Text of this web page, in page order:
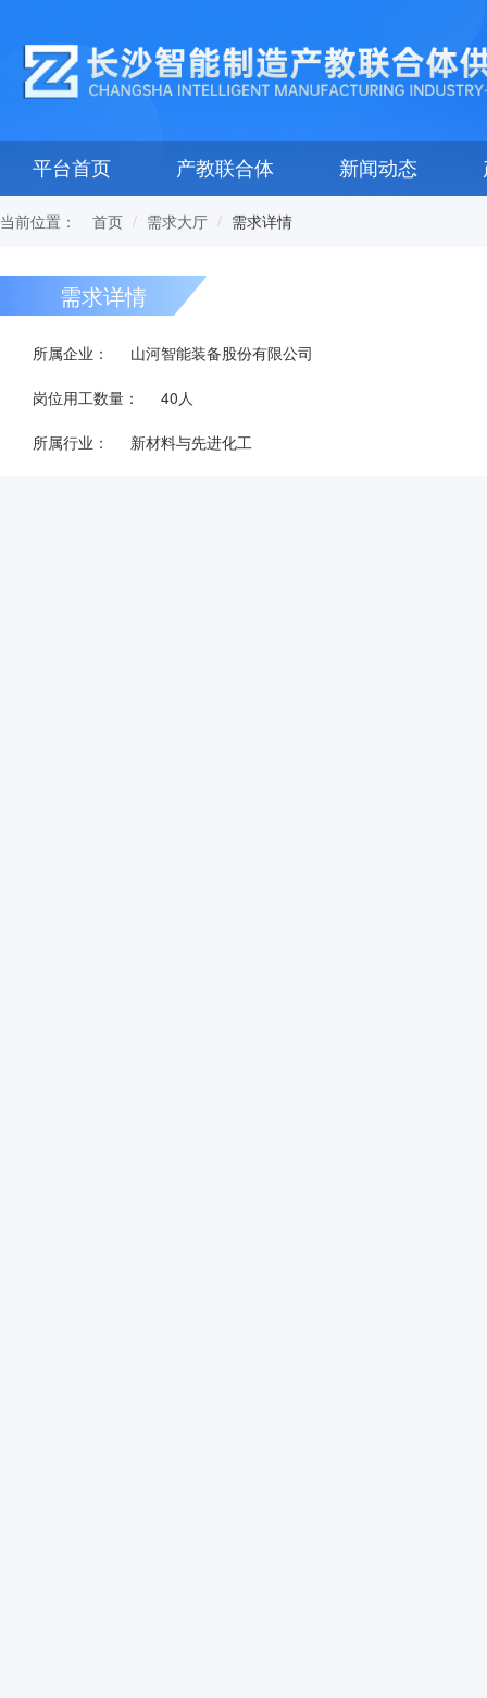
平台首页 产教联合体 新闻动态
当前位置： 首页 需求大厅 需求详情
需求详情
所属企业： 山河智能装备股份有限公司
岗位用工数量： 40人
所属行业： 新材料与先进化工